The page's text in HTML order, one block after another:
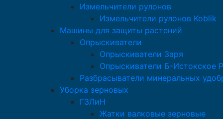
Измельчители рулонов
Измельчители рулонов Koblik
Машины для защиты растений
Опрыскиватели
Опрыскиватели Заря
Опрыскиватели Б-Истокское
Разбрасыватели минеральных
Уборка зерновых
ГЗЛиН
Жатки валковые зерновые